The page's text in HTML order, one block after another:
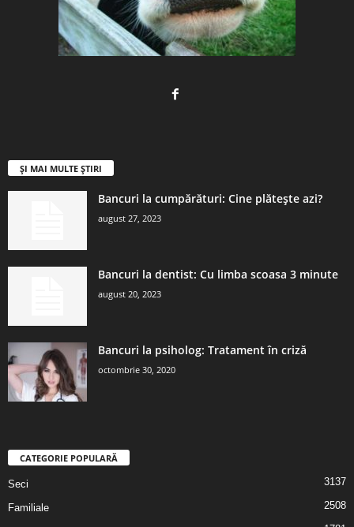
ȘI MAI MULTE ȘTIRI
Bancuri la cumpărături: Cine plătește azi?
august 27, 2023
Bancuri la dentist: Cu limba scoasa 3 minute
august 20, 2023
Bancuri la psiholog: Tratament în criză
octombrie 30, 2020
CATEGORIE POPULARĂ
Seci 3137
Familiale 2508